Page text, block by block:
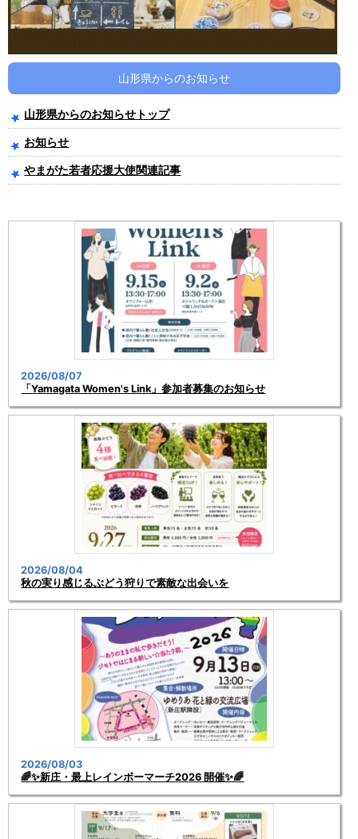
山形県からのお知らせ
山形県からのお知らせトップ
お知らせ
やまがた若者応援大使関連記事
2026/08/07
「Yamagata Women's Link」参加者募集のお知らせ
2026/08/04
秋の実り感じるぶどう狩りで素敵な出会いを
2026/08/03
🌈✨新庄・最上レインボーマーチ2026 開催✨🌈